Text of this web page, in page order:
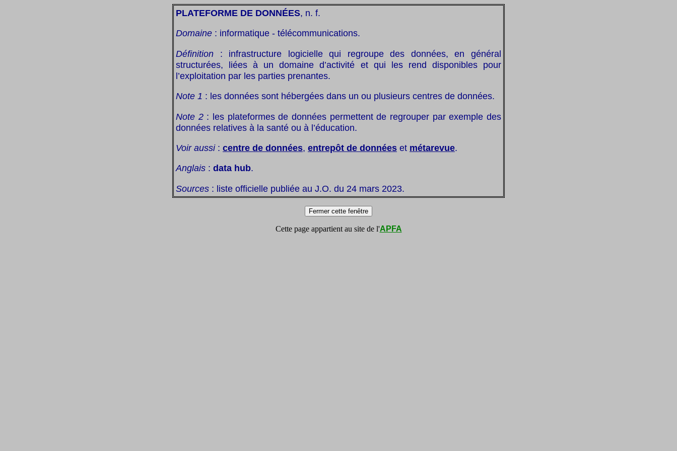
PLATEFORME DE DONNÉES, n. f.
Domaine : informatique - télécommunications.
Définition : infrastructure logicielle qui regroupe des données, en général
structurées, liées à un domaine d’activité et qui les rend disponibles pour
l’exploitation par les parties prenantes.
Note 1 : les données sont hébergées dans un ou plusieurs centres de données.
Note 2: les plateformes de données permettent de regrouper par exemple des
données relatives à la santé ou à l’éducation.
Voir aussi: centre de données, entrepôt de données et métarevue.
Anglais : data hub.
Sources : liste officielle publiée au J.O. du 24 mars 2023.
Cette page appartient au site de l'APFA